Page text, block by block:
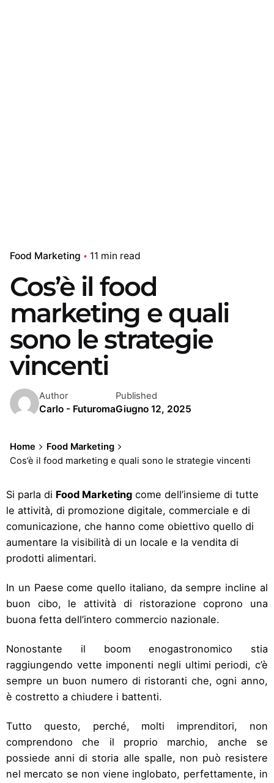
Food Marketing 11 min read
Cos’è il food
marketing e quali
sono le strategie
vincenti
Author
Carlo - Futuroma
Published
Giugno 12, 2025
Home
Food Marketing
Cos’è il food marketing e quali sono le strategie vincenti
Si parla di Food Marketing come dell’insieme di tutte
le attività, di promozione digitale, commerciale e di
comunicazione, che hanno come obiettivo quello di
aumentare la visibilità di un locale e la vendita di
prodotti alimentari.
In un Paese come quello italiano, da sempre incline al
buon cibo, le attività di ristorazione coprono una
buona fetta dell’intero commercio nazionale.
Nonostante il boom enogastronomico stia
raggiungendo vette imponenti negli ultimi periodi, c’è
sempre un buon numero di ristoranti che, ogni anno,
è costretto a chiudere i battenti.
Tutto questo, perché, molti imprenditori, non
comprendono che il proprio marchio, anche se
possiede anni di storia alle spalle, non può resistere
nel mercato se non viene inglobato, perfettamente, in